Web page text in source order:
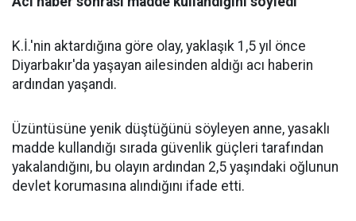
K.İ.'nin aktardığına göre olay, yaklaşık 1,5 yıl önce
Diyarbakır'da yaşayan ailesinden aldığı acı haberin
ardından yaşandı.
Üzüntüsüne yenik düştüğünü söyleyen anne, yasaklı
madde kullandığı sırada güvenlik güçleri tarafından
yakalandığını, bu olayın ardından 2,5 yaşındaki oğlunun
devlet korumasına alındığını ifade etti.